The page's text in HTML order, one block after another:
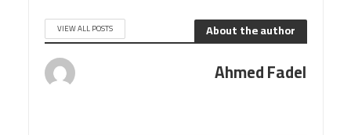
About the author
VIEW ALL POSTS
Ahmed Fadel